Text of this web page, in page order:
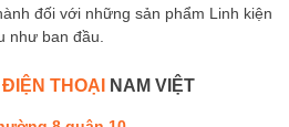
đối với những sản phẩm Linh kiện
như ban đầu.
THOẠI NAM VIỆT